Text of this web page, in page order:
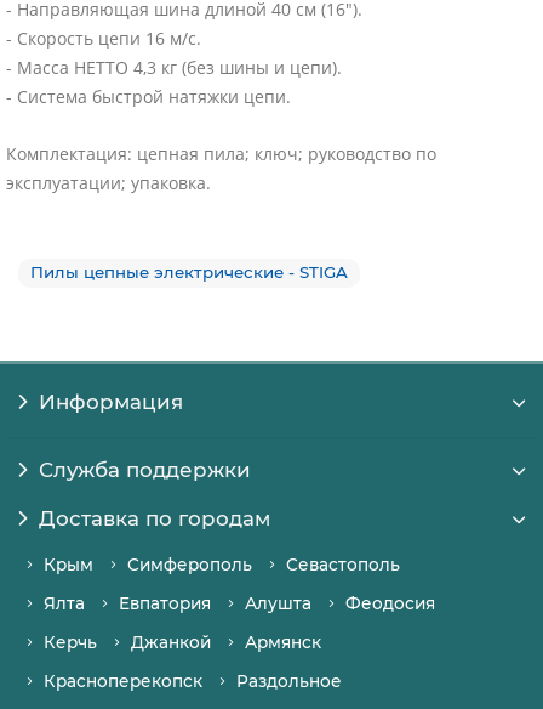
- Направляющая шина длиной 40 см (16").
- Скорость цепи 16 м/с.
- Масса НЕТТО 4,3 кг (без шины и цепи).
- Система быстрой натяжки цепи.
Комплектация: цепная пила; ключ; руководство по
эксплуатации; упаковка.
Пилы цепные электрические - STIGA
Информация
Служба поддержки
Доставка по городам
Крым Симферополь
Севастополь
Ялта
Евпатория Алушта
Феодосия
Керчь
Джанкой
Армянск
Красноперекопск
Раздольное